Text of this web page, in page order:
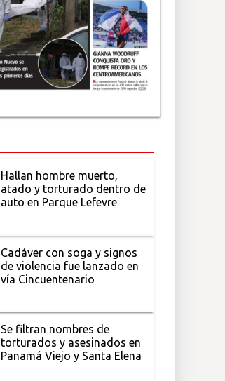
Hallan hombre muerto,
atado y torturado dentro de
auto en Parque Lefevre
Cadáver con soga y signos
de violencia fue lanzado en
vía Cincuentenario
Se filtran nombres de
torturados y asesinados en
Panamá Viejo y Santa Elena